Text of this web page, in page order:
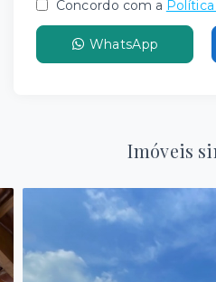
Concordo com a
WhatsApp
Imóveis